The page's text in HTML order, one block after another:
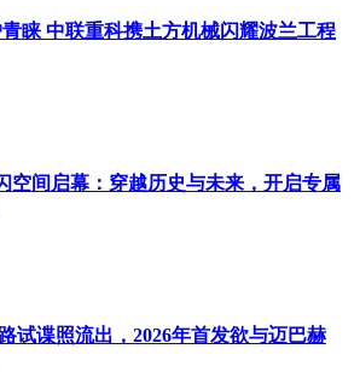
；甘食记成都肥肠粉的翻台率稳定在12-
类门店面临更大挑战。高温油炒、大量
来看，中式板前模式主动放弃了部分效
标，商业模型便可能失衡。
相似——均是将高端餐饮的仪式感与精致
式感从千元人均场景延伸至几十至几百元
通过文化叙事，为消费者提供专属体验
睐 中联重科携土方机械闪耀波兰工程
空间启幕：穿越历史与未来，开启专属
试谍照流出，2026年首发欲与迈巴赫